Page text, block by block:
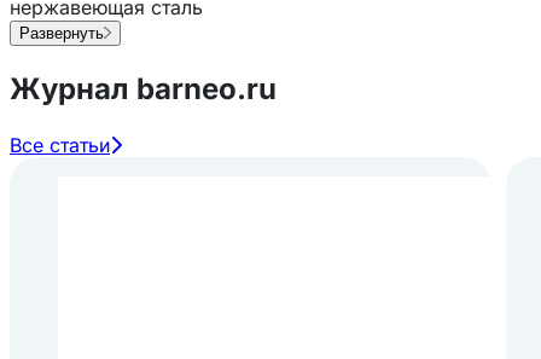
нержавеющая сталь
Развернуть
Журнал barneo.ru
Все статьи